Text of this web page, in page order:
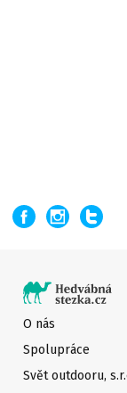
O nás
Spolupráce
Svět outdooru,